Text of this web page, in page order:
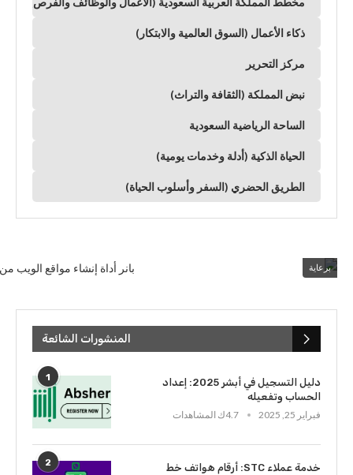
ذكاء الأعمال (السوق العالمية والابتكار)
مركز التحرير
نبض المملكة (الثقافة والتراث)
الساحة الرياضية السعودية
الحياة الذكية (أدلة وخدمات يومية)
الطريق الحضري (السفر وأسلوب الحياة)
برعاية
المنشورات الشائعة
1
دليل التسجيل في أبشر 2025: إعداد
الحساب وتفعيله
فبراير 25, 2025
4.7ك المشاهدات
2
خدمة عملاء STC: أرقام هواتف خط